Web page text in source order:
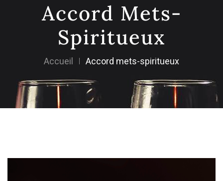
Accord Mets-
Spiritueux
Accueil Accord mets-spiritueux